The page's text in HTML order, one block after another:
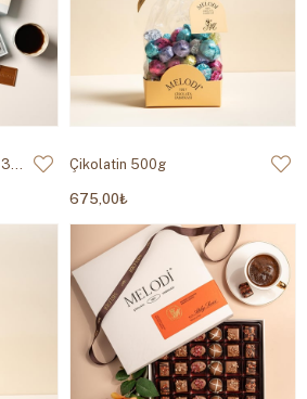
Özel Madlen Hediye Kutu 300g Çikolatin 500g
675,00₺